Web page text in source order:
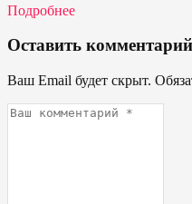
Подробнее
Оставить комментарий
Ваш Email будет скрыт.
Ваш